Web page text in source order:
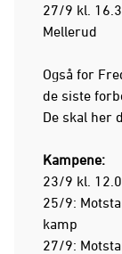
27/9 kl.
Mellerud
Også for
de siste
De skal her
Kampene:
23/9 kl.
25/9:
kamp
27/9: